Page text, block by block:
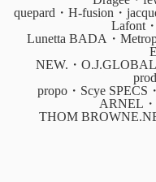
quepard・H-fusion・
Lafont
Lunetta BADA・
NEW.・
propo・Scye SPECS
ARNEL
THOM